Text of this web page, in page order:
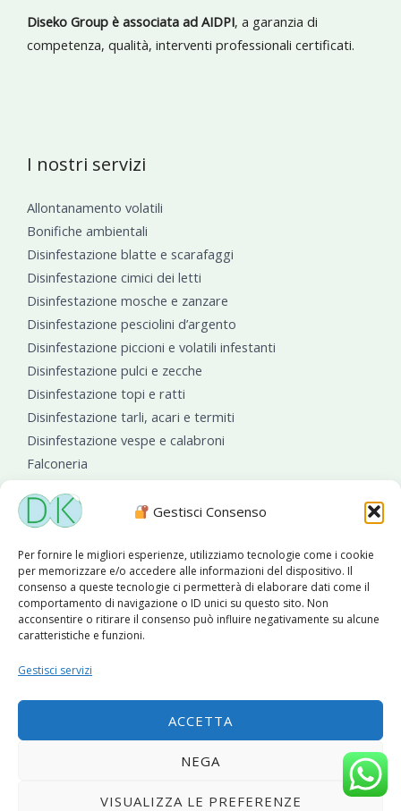
Gestisci Consenso
Per fornire le migliori esperienze, utilizziamo tecnologie come i cookie
per memorizzare e/o accedere alle informazioni del dispositivo. Il
consenso a queste tecnologie ci permetterà di elaborare dati come il
comportamento di navigazione o ID unici su questo sito. Non
acconsentire o ritirare il consenso può influire negativamente su alcune
caratteristiche e funzioni.
Gestisci servizi
ACCETTA
NEGA
VISUALIZZA LE PREFERENZE
Diseko Group è associata ad AIDPI, a garanzia di
competenza, qualità, interventi professionali certificati.
I nostri servizi
Allontanamento volatili
Bonifiche ambientali
Disinfestazione blatte e scarafaggi
Disinfestazione cimici dei letti
Disinfestazione mosche e zanzare
Disinfestazione pesciolini d’argento
Disinfestazione piccioni e volatili infestanti
Disinfestazione pulci e zecche
Disinfestazione topi e ratti
Disinfestazione tarli, acari e termiti
Disinfestazione vespe e calabroni
Falconeria
Copyright © 2026 Diseko Group Srls |
|Sito web